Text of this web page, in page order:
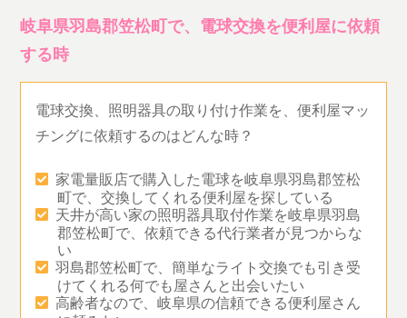
岐阜県羽島郡笠松町で、電球交換を便利屋に依頼
する時
電球交換、照明器具の取り付け作業を、便利屋マッ
チングに依頼するのはどんな時？
家電量販店で購入した電球を岐阜県羽島郡笠松
町で、交換してくれる便利屋を探している
天井が高い家の照明器具取付作業を岐阜県羽島
郡笠松町で、依頼できる代行業者が見つからな
い
羽島郡笠松町で、簡単なライト交換でも引き受
けてくれる何でも屋さんと出会いたい
高齢者なので、岐阜県の信頼できる便利屋さん